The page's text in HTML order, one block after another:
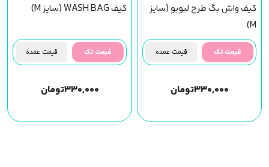
کیف واش بگ طرح لبوبو (سایز
M)
قیمت تک قیمت عمده
۳۳۰,۰۰۰تومان
کیف WASH BAG (سایز M)
قیمت تک قیمت عمده
۳۳۰,۰۰۰تومان